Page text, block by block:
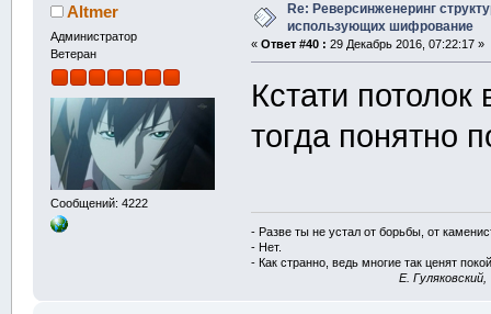
Altmer
Администратор
Ветеран
Сообщений: 4222
Re: Реверсинженеринг
использующих шифрование
«Ответ #40 : 29 Декабрь 2016, 07:22:17 »
Кстати
тогда понятно
- Разве ты не устал от борьбы, от
- Нет.
- Как странно, ведь многие так ценят
E.